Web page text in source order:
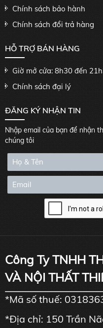
Chính sách bảo hành
Chính sách đổi trả hàng
HỖ TRỢ BÁN HÀNG
Giờ mở cửa: 8h30 đến
Chính sách đại lý
ĐĂNG KÝ NHẬN TIN
Nhập email của bạn để nhận
chúng tôi
Công Ty TNHH
VÀ NỘI THẤT
*Mã số thuế:
*Địa chỉ: 150 Trần